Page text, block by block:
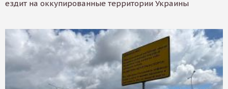
ездит на оккупированные территории Украины